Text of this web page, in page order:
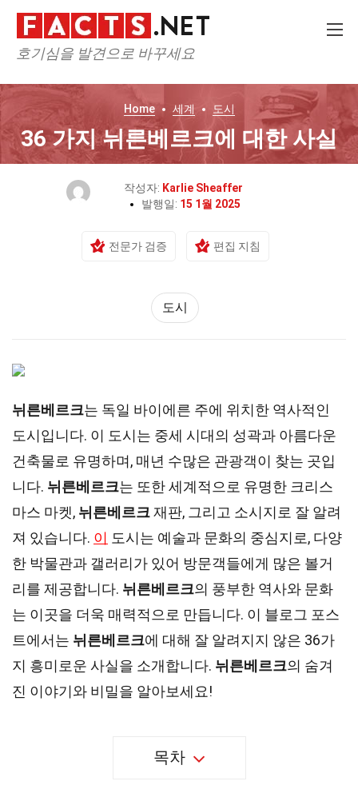
호기심을 발견으로 바꾸세요
Home 세계 도시
36 가지 뉘른베르크에 대한 사실
작성자: Karlie Sheaffer
발행일: 15 1월 2025
전문가 검증 편집 지침
도시
뉘른베르크는 독일 바이에른 주에 위치한 역사적인
도시입니다. 이 도시는 중세 시대의 성곽과 아름다운
건축물로 유명하며, 매년 수많은 관광객이 찾는 곳입
니다. 뉘른베르크는 또한 세계적으로 유명한 크리스
마스 마켓, 뉘른베르크재판, 그리고 소시지로 잘 알려
져 있습니다. 이 도시는 예술과 문화의 중심지로, 다양
한 박물관과 갤러리가 있어 방문객들에게 많은 볼거
리를 제공합니다. 뉘른베르크의 풍부한 역사와 문화
는 이곳을 더욱 매력적으로 만듭니다. 이 블로그 포스
트에서는 뉘른베르크에 대해 잘 알려지지 않은 36가
지 흥미로운 사실을 소개합니다. 뉘른베르크의 숨겨
진 이야기와 비밀을 알아보세요!
목차